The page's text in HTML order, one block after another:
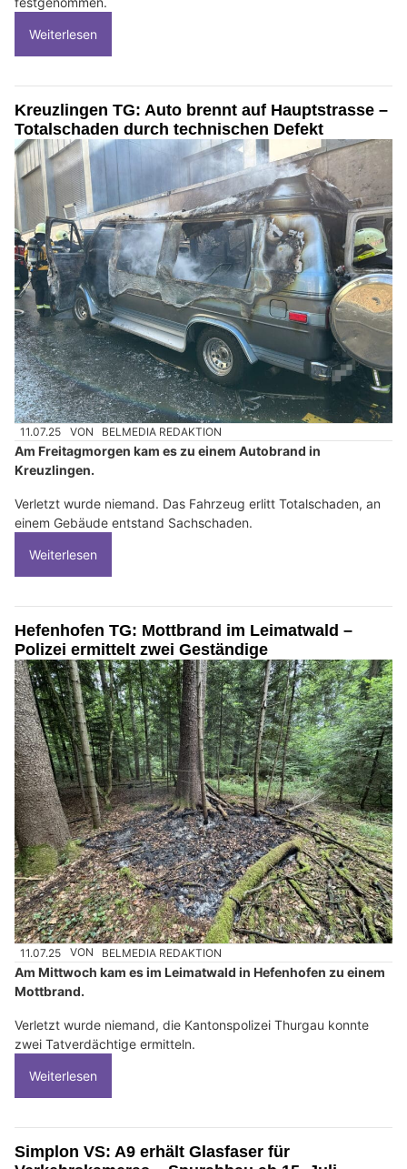
Weiterlesen
Kreuzlingen TG: Auto brennt auf Hauptstrasse –
Totalschaden durch technischen Defekt
11.07.25 VON BELMEDIA REDAKTION
Am Freitagmorgen kam es zu einem Autobrand in
Kreuzlingen.
Verletzt wurde niemand. Das Fahrzeug erlitt Totalschaden, an
einem Gebäude entstand Sachschaden.
Weiterlesen
Hefenhofen TG: Mottbrand im Leimatwald –
Polizei ermittelt zwei Geständige
11.07.25 VON BELMEDIA REDAKTION
Am Mittwoch kam es im Leimatwald in Hefenhofen zu einem
Mottbrand.
Verletzt wurde niemand, die Kantonspolizei Thurgau konnte
zwei Tatverdächtige ermitteln.
Weiterlesen
Simplon VS: A9 erhält Glasfaser für